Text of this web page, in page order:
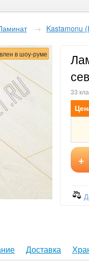
→ Kastamonu
в шоу-руме
33
+
Доставка